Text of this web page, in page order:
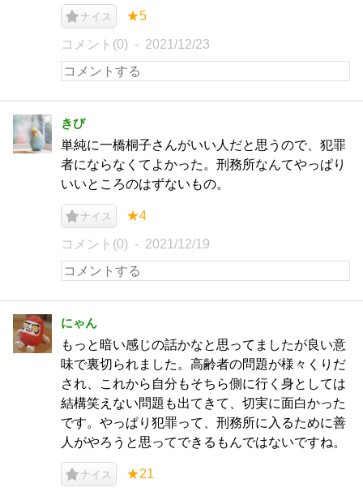
ナイス ★5
コメント(0) 2021/12/23
きび
単純に一橋桐子さんがいい人だと思うので、犯罪
者にならなくてよかった。刑務所なんてやっぱり
いいところのはずないもの。
ナイス ★4
コメント(0) 2021/12/19
にゃん
もっと暗い感じの話かなと思ってましたが良い意
味で裏切られました。高齢者の問題が様々くりだ
され、これから自分もそちら側に行く身としては
結構笑えない問題も出てきて、切実に面白かった
です。やっぱり犯罪って、刑務所に入るために善
人がやろうと思ってできるもんではないですね。
ナイス ★21